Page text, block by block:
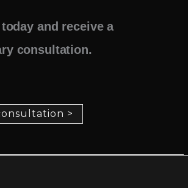
and receive a
consultation.
>